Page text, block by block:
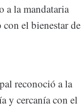
a la mandataria
el bienestar de
reconoció a la
y cercanía con el